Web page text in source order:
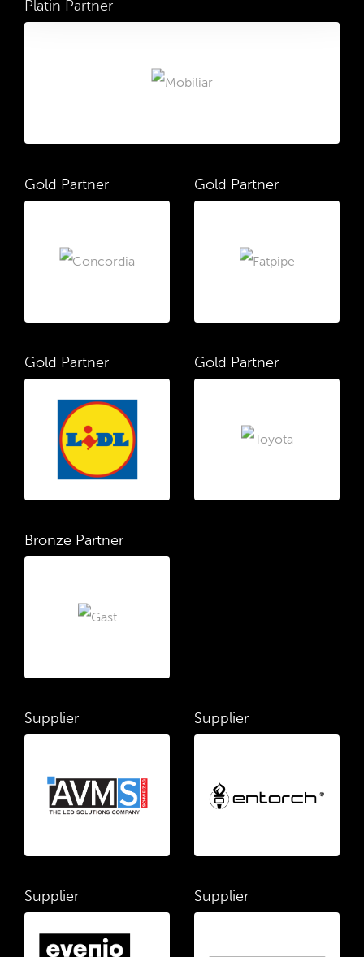
Platin Partner
Gold Partner Gold Partner
Gold Partner Gold Partner
Bronze Partner
Supplier Supplier
Supplier Supplier